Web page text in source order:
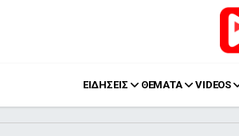
ΕΙΔΗΣΕΙΣ ΘΕΜΑΤΑ VIDEOS